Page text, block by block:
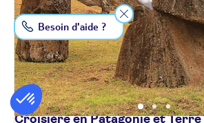
Croisière en Patagonie et Terre
Besoin d'aide ?